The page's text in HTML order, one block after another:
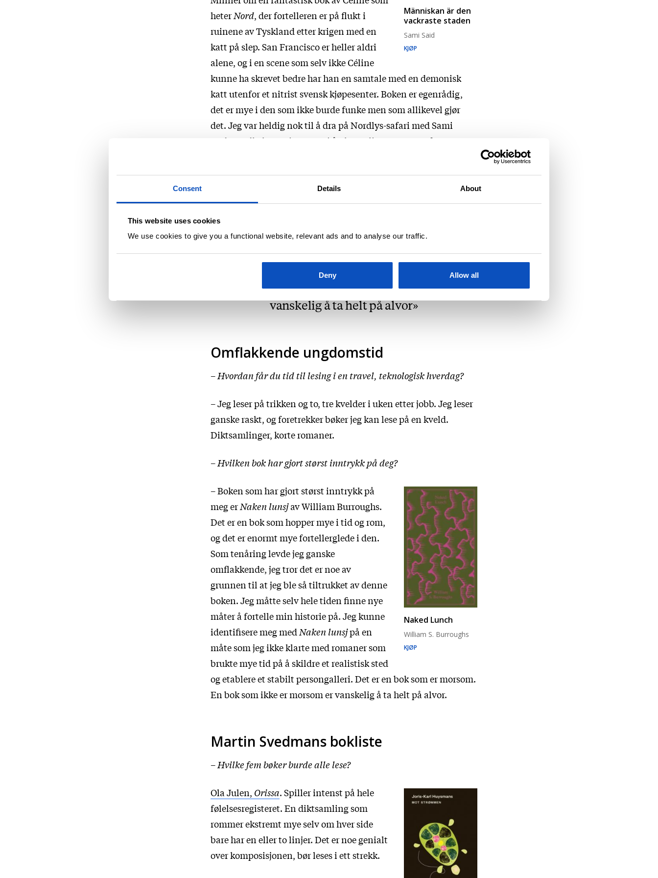
Consent Details About
This website uses cookies
We use cookies to give you a functional website, relevant ads and to analyse our traffic.
Deny Allow all
Människan är den
vackraste staden
Sami Said
KJØP
heterNord, der fortelleren er på flukt i
ruinene av Tyskland etter krigen med en
katt på slep. San Francisco er heller aldri
alene, og i en scene som selv ikke Céline
kunne ha skrevet bedre har han en samtale med en demonisk
katt utenfor et nitrist svensk kjøpesenter. Boken er egenrådig,
det er mye i den som ikke burde funke men som allikevel gjør
det. Jeg var heldig nok til å dra på Nordlys-safari med Sami
under Ordkalotten i Tromsø i år, hyggelig og morsom fyr.
Magnus Dahlstrøm, Sami Said, Anna Hallberg. Og jeg har
selvfølgelig lest mange av de andre debutantene på Cappelen
En bok som ikke er morsom er
vanskelig å ta helt på alvor
Omflakkende ungdomstid
–Hvordan får du tid til lesing i en travel, teknologisk hverdag?
– Jeg leser på trikken og to, tre kvelder i uken etter jobb. Jeg leser
ganske raskt, og foretrekker bøker jeg kan lese på en kveld.
Diktsamlinger, korte romaner.
–Hvilken bok har gjort størst inntrykk på deg?
Naked Lunch
William S. Burroughs
KJØP
– Boken som har gjort størst inntrykk på
meg erNaken lunsjav William Burroughs.
Det er en bok som hopper mye i tid og rom,
og det er enormt mye fortellerglede i den.
Som tenåring levde jeg ganske
omflakkende, jeg tror det er noe av
grunnen til at jeg ble så tiltrukket av denne
boken. Jeg måtte selv hele tiden finne nye
måter å fortelle min historie på. Jeg kunne
identifisere meg med Naken lunsjpå en
måte som jeg ikke klarte med romaner som
brukte mye tid på å skildre et realistisk sted
og etablere et stabilt persongalleri. Det er en bok som er morsom.
En bok som ikke er morsom er vanskelig å ta helt på alvor.
Martin Svedmans bokliste
–Hvilke fem bøker burde alle lese?
Ola Julen, Orissa. Spiller intenst på hele
følelsesregisteret. En diktsamling som
rommer ekstremt mye selv om hver side
bare har en eller to linjer. Det er noe genialt
over komposisjonen, bør leses i ett strekk.